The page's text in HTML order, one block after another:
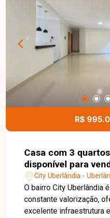
para quem não
utiliza outros meios de
excelente oportunidade
região em constante
Entre em contato e
R$
Casa com 3
disponível para
Uberlândia em
City Uberlândia -
O bairro City Uberlândia
constante valorização,
excelente infraestrutura